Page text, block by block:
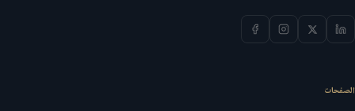
الصفحات